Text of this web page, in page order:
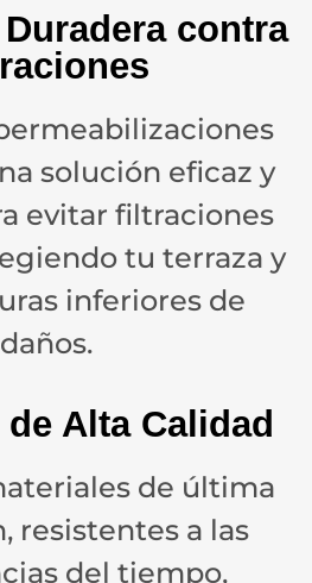
contra
solución eficaz y
evitar filtraciones
tu terraza y
inferiores de
daños.
Alta Calidad
de última
resistentes a las
del tiempo,